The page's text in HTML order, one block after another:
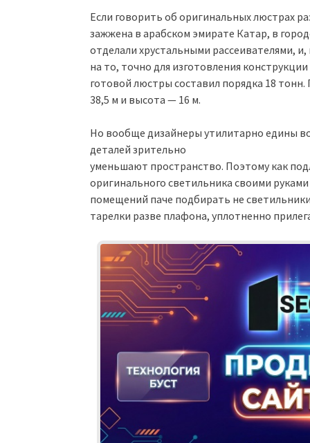
Если говорить об оригинальных люстрах
зажжена в арабском эмирате Катар, в
отделали хрустальными рассеивателями, и,
на то, точно для изготовления
готовой люстры составил порядка 18
38,5 м и высота — 16 м.
Но вообще дизайнеры утилитарно едины
деталей зрительно
уменьшают пространство. Поэтому как
оригинального светильника своими
помещений паче подбирать не
тарелки разве плафона, уплотненно